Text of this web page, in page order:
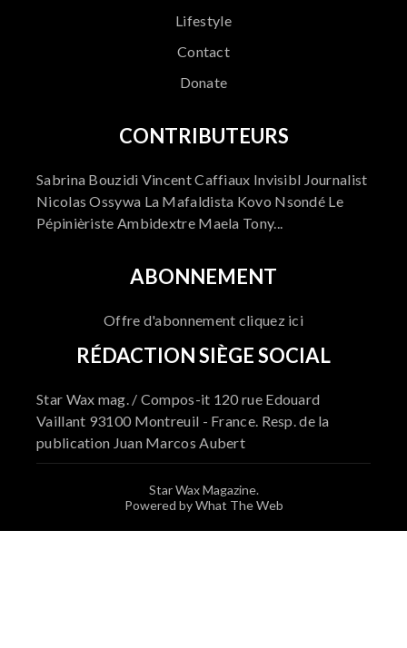
Lifestyle
Contact
Donate
CONTRIBUTEURS
Sabrina Bouzidi Vincent Caffiaux Invisibl Journalist
Nicolas Ossywa La Mafaldista Kovo Nsondé Le
Pépinièriste Ambidextre Maela Tony...
ABONNEMENT
Offre d'abonnement cliquez ici
RÉDACTION SIÈGE SOCIAL
Star Wax mag. / Compos-it 120 rue Edouard
Vaillant 93100 Montreuil - France. Resp. de la
publication Juan Marcos Aubert
Star Wax Magazine.
Powered by What The Web